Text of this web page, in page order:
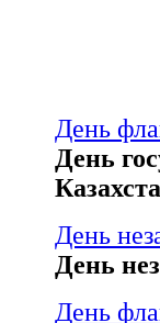
День
День
День
День
День